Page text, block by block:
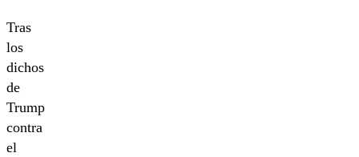
Tras
los
dichos
de
Trump
contra
el